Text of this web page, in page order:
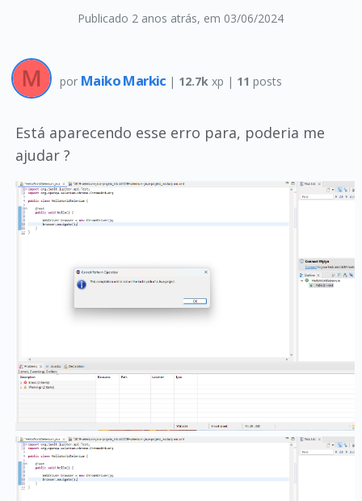
Publicado 2 anos atrás, em 03/06/2024
por Maiko Markic | 12.7k xp | 11 posts
Está aparecendo esse erro para, poderia me
ajudar ?